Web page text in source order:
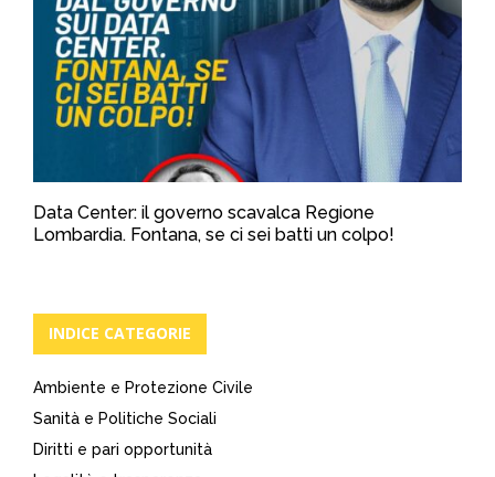
Data Center: il governo scavalca Regione
Lombardia. Fontana, se ci sei batti un colpo!
INDICE CATEGORIE
Ambiente e Protezione Civile
Sanità e Politiche Sociali
Diritti e pari opportunità